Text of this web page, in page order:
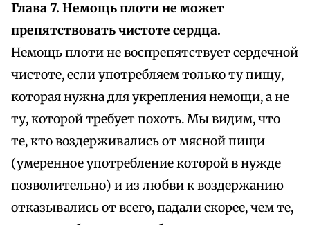
Глава 7. Немощь плоти не может
препятствовать чистоте сердца.
Немощь плоти не воспрепятствует сердечной
чистоте, если употребляем только ту пищу,
которая нужна для укрепления немощи, а не
ту, которой требует похоть. Мы видим, что
те, кто воздерживались от мясной пищи
(умеренное употребление которой в нужде
позволительно) и из любви к воздержанию
отказывались от всего, падали скорее, чем те,